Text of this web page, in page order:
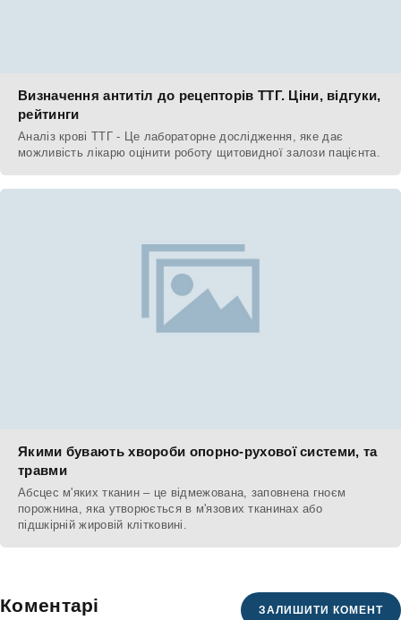
Визначення антитіл до рецепторів ТТГ. Ціни, відгуки,
рейтинги
Аналіз крові ТТГ - Це лабораторне дослідження, яке дає
можливість лікарю оцінити роботу щитовидної залози пацієнта.
Якими бувають хвороби опорно-рухової системи, та
травми
Абсцес м'яких тканин – це відмежована, заповнена гноєм
порожнина, яка утворюється в м'язових тканинах або
підшкірній жировій клітковині.
Коментарі ЗАЛИШИТИ КОМЕНТ